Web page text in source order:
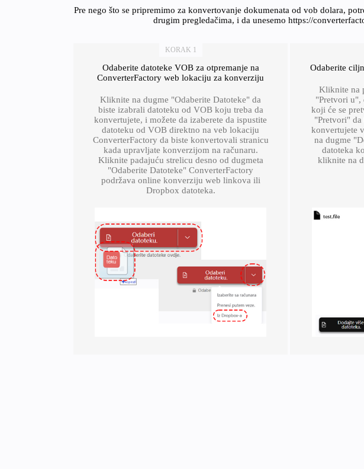
Pre nego što se pripremimo za konvertovanje dokumenata od vob dolara,
drugim pregledačima, i da unesemo https://
KORAK 1
Odaberite datoteke VOB za otpremanje na
ConverterFactory web lokaciju za konverziju
Kliknite na dugme "Odaberite Datoteke" da
biste izabrali datoteku od VOB koju treba da
konvertujete, i možete da izaberete da ispustite
datoteku od VOB direktno na veb lokaciju
ConverterFactory da biste konvertovali stranicu
kada upravljate konverzijom na računaru.
Kliknite padajuću strelicu desno od dugmeta
"Odaberite Datoteke" ConverterFactory
podržava online konverziju web linkova ili
Dropbox datoteka.
Odaberite
Kliknite na
"Pretvori u",
koji će se
"Pretvori"
konvertujete
na dugme
datoteka
kliknite na